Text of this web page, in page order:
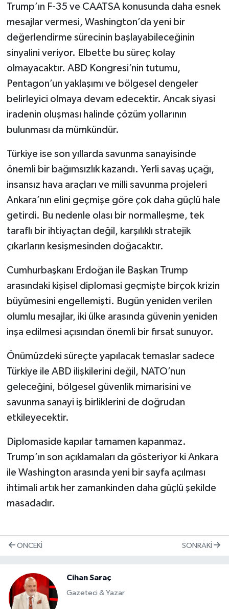
Trump’ın F-35 ve CAATSA konusunda daha esnek
mesajlar vermesi, Washington’da yeni bir
değerlendirme sürecinin başlayabileceğinin
sinyalini veriyor. Elbette bu süreç kolay
olmayacaktır. ABD Kongresi’nin tutumu,
Pentagon’un yaklaşımı ve bölgesel dengeler
belirleyici olmaya devam edecektir. Ancak siyasi
iradenin oluşması halinde çözüm yollarının
bulunması da mümkündür.
Türkiye ise son yıllarda savunma sanayisinde
önemli bir bağımsızlık kazandı. Yerli savaş uçağı,
insansız hava araçları ve milli savunma projeleri
Ankara’nın elini geçmişe göre çok daha güçlü hale
getirdi. Bu nedenle olası bir normalleşme, tek
taraflı bir ihtiyaçtan değil, karşılıklı stratejik
çıkarların kesişmesinden doğacaktır.
Cumhurbaşkanı Erdoğan ile Başkan Trump
arasındaki kişisel diplomasi geçmişte birçok krizin
büyümesini engellemişti. Bugün yeniden verilen
olumlu mesajlar, iki ülke arasında güvenin yeniden
inşa edilmesi açısından önemli bir fırsat sunuyor.
Önümüzdeki süreçte yapılacak temaslar sadece
Türkiye ile ABD ilişkilerini değil, NATO’nun
geleceğini, bölgesel güvenlik mimarisini ve
savunma sanayi iş birliklerini de doğrudan
etkileyecektir.
Diplomaside kapılar tamamen kapanmaz.
Trump’ın son açıklamaları da gösteriyor ki Ankara
ile Washington arasında yeni bir sayfa açılması
ihtimali artık her zamankinden daha güçlü şekilde
masadadır.
ÖNCEKI SONRAKI
Cihan Saraç
Gazeteci & Yazar